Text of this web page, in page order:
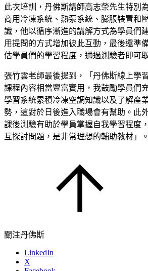
此次培訓，丹佛斯講師高志榮先生特別
商用冷凍系統、熱泵系統、膨脹裝置和
識，他以循序漸進的講解方式為學員們
用提問的方式增加彼此互動，最後還準
估學員們的學習程度，通過測驗者即可
張竹雲老師最後提到，「丹佛斯線上學
課程內容相當豐富實用，我鼓勵學員們
學習系統累積冷凍空調知識以及了解產
勢，這對於日後進入職場會有幫助。此
課後測驗有助於學員掌握自我學習程度
互探討問題，是非常理想的輔助教材」。
關注丹佛斯
LinkedIn
X